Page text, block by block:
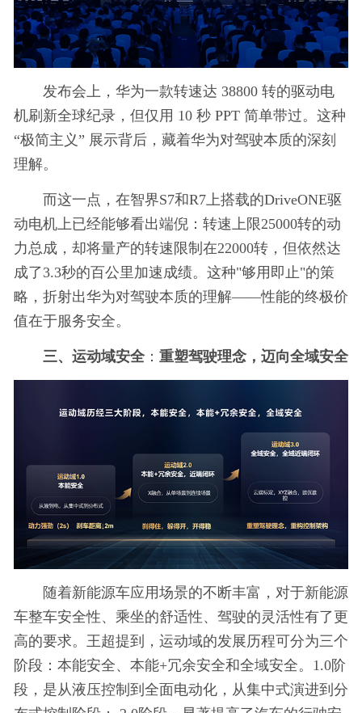
发布会上，华为一款转速达 38800 转的驱动电
机刷新全球纪录，但仅用 10 秒 PPT 简单带过。这种
“极简主义” 展示背后，藏着华为对驾驶本质的深刻
理解。
而这一点，在智界S7和R7上搭载的DriveONE驱
动电机上已经能够看出端倪：转速上限25000转的动
力总成，却将量产的转速限制在22000转，但依然达
成了3.3秒的百公里加速成绩。这种"够用即止"的策
略，折射出华为对驾驶本质的理解——性能的终极价
值在于服务安全。
三、运动域安全： 重塑驾驶理念，迈向全域安全
随着新能源车应用场景的不断丰富，对于新能源
车整车安全性、乘坐的舒适性、驾驶的灵活性有了更
高的要求。王超提到，运动域的发展历程可分为三个
阶段：本能安全、本能+冗余安全和全域安全。1.0阶
段，是从液压控制到全面电动化，从集中式演进到分